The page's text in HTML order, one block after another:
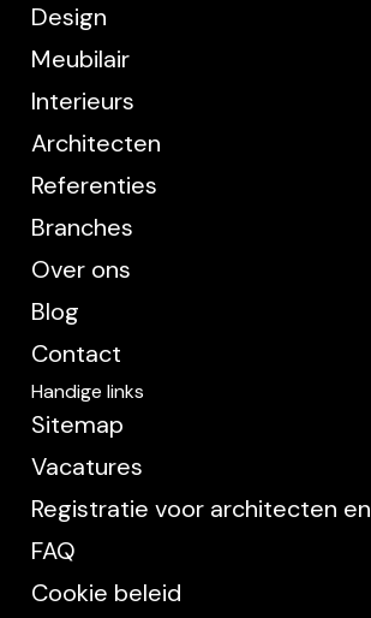
Design
Meubilair
Interieurs
Architecten
Referenties
Branches
Over ons
Blog
Contact
Handige links
Sitemap
Vacatures
Registratie voor architecten
FAQ
Cookie beleid